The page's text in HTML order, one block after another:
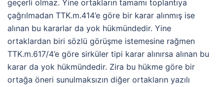
geçerli olmaz. Yine ortakların tamamı toplantıya
çağrılmadan TTK.m.414’e göre bir karar alınmış ise
alınan bu kararlar da yok hükmündedir. Yine
ortaklardan biri sözlü görüşme istemesine rağmen
TTK.m.617/4’e göre sirküler tipi karar alınırsa alınan bu
karar da yok hükmündedir. Zira bu hükme göre bir
ortağa öneri sunulmaksızın diğer ortakların yazılı